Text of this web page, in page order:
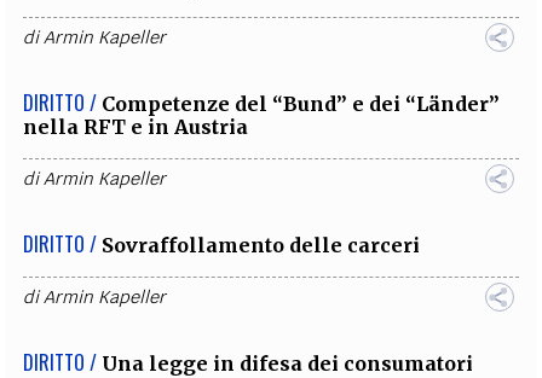
diArmin Kapeller
DIRITTO / Competenze del “Bund” e dei “Länder”
nella RFT e in Austria
diArmin Kapeller
DIRITTO / Sovraffollamento delle carceri
diArmin Kapeller
DIRITTO / Una legge in difesa dei consumatori